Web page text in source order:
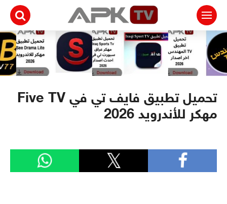
التجاوز
المحتوى
تحميل تطبيق فايف تي في Five TV
مهكر للأندرويد 2026